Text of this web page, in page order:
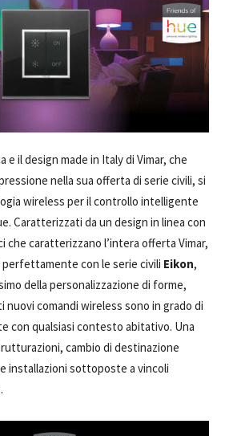
e il design made in Italy di Vimar, che
nella sua offerta di serie civili, si
wireless per il controllo intelligente
Caratterizzati da un design in linea con
che caratterizzano l’intera offerta Vimar,
perfettamente con le serie civili Eikon,
della personalizzazione di forme,
nuovi comandi wireless sono in grado di
con qualsiasi contesto abitativo. Una
cambio di destinazione
installazioni sottoposte a vincoli